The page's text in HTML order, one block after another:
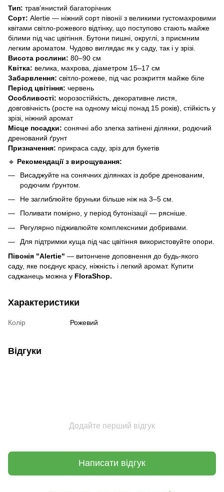
Тип: трав’янистий багаторічник
Сорт: Alertie — ніжний сорт півонії з великими густомахровими
квітами світло-рожевого відтінку, що поступово стають майже
білими під час цвітіння. Бутони пишні, округлі, з приємним
легким ароматом. Чудово виглядає як у саду, так і у зрізі.
Висота рослини: 80–90 см
Квітка: велика, махрова, діаметром 15–17 см
Забарвлення: світло-рожеве, під час розкриття майже біле
Період цвітіння: червень
Особливості: морозостійкість, декоративне листя,
довговічність (росте на одному місці понад 15 років), стійкість у
зрізі, ніжний аромат
Місце посадки: сонячні або злегка затінені ділянки, родючий
дренований ґрунт
Призначення: прикраса саду, зріз для букетів
🔹 Рекомендації з вирощування:
Висаджуйте на сонячних ділянках із добре дренованим,
родючим ґрунтом.
Не заглиблюйте бруньки більше ніж на 3–5 см.
Поливати помірно, у період бутонізації — рясніше.
Регулярно підживлюйте комплексними добривами.
Для підтримки куща під час цвітіння використовуйте опори.
Півонія "Alertie" — витончене доповнення до будь-якого
саду, яке поєднує красу, ніжність і легкий аромат. Купити
саджанець можна у FloraShop.
Характеристики
Колір Рожевий
Відгуки
Додайте перший відгук
Написати відгук